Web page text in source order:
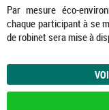
Par mesure éco-
chaque participant à se
de robinet sera mise à